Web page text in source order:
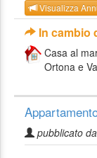
Visualizza
In cambio
Casa al
Ortona e
pubblicato